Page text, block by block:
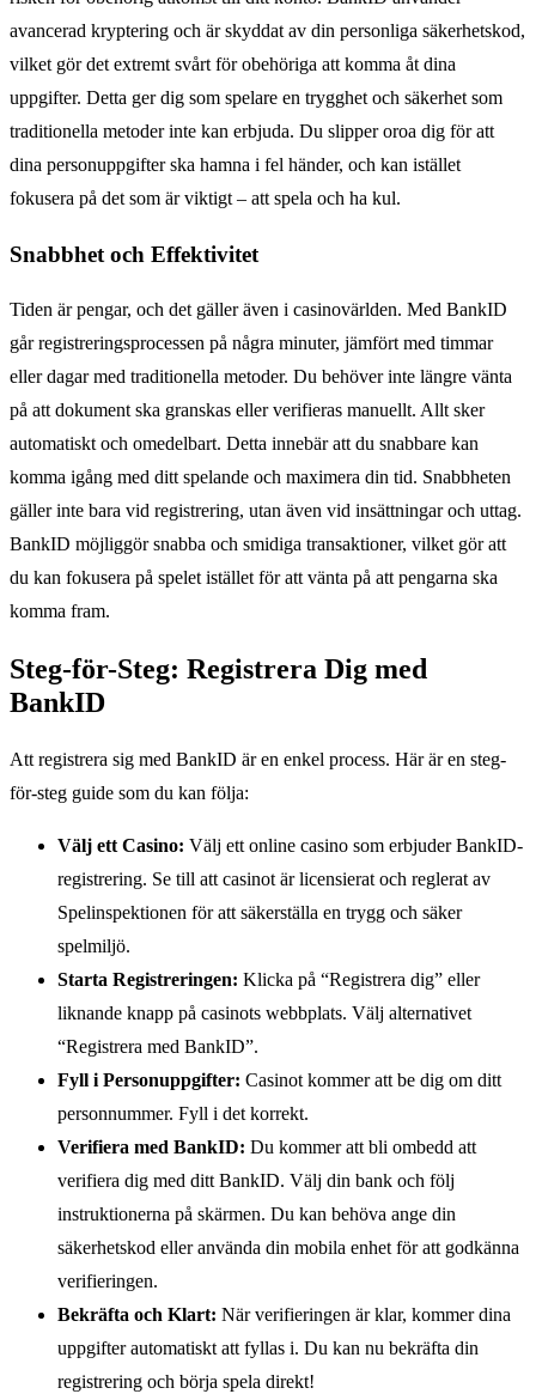
avancerad kryptering och är skyddat av din personliga säkerhetskod,
vilket gör det extremt svårt för obehöriga att komma åt dina
uppgifter. Detta ger dig som spelare en trygghet och säkerhet som
traditionella metoder inte kan erbjuda. Du slipper oroa dig för att
dina personuppgifter ska hamna i fel händer, och kan istället
fokusera på det som är viktigt – att spela och ha kul.
Snabbhet och Effektivitet
Tiden är pengar, och det gäller även i casinovärlden. Med BankID
går registreringsprocessen på några minuter, jämfört med timmar
eller dagar med traditionella metoder. Du behöver inte längre vänta
på att dokument ska granskas eller verifieras manuellt. Allt sker
automatiskt och omedelbart. Detta innebär att du snabbare kan
komma igång med ditt spelande och maximera din tid. Snabbheten
gäller inte bara vid registrering, utan även vid insättningar och uttag.
BankID möjliggör snabba och smidiga transaktioner, vilket gör att
du kan fokusera på spelet istället för att vänta på att pengarna ska
komma fram.
Steg-för-Steg: Registrera Dig med
BankID
Att registrera sig med BankID är en enkel process. Här är en steg-
för-steg guide som du kan följa:
Välj ett Casino: Välj ett online casino som erbjuder BankID-
registrering. Se till att casinot är licensierat och reglerat av
Spelinspektionen för att säkerställa en trygg och säker
spelmiljö.
Starta Registreringen: Klicka på “Registrera dig” eller
liknande knapp på casinots webbplats. Välj alternativet
“Registrera med BankID”.
Fyll i Personuppgifter: Casinot kommer att be dig om ditt
personnummer. Fyll i det korrekt.
Verifiera med BankID: Du kommer att bli ombedd att
verifiera dig med ditt BankID. Välj din bank och följ
instruktionerna på skärmen. Du kan behöva ange din
säkerhetskod eller använda din mobila enhet för att godkänna
verifieringen.
Bekräfta och Klart: När verifieringen är klar, kommer dina
uppgifter automatiskt att fyllas i. Du kan nu bekräfta din
registrering och börja spela direkt!